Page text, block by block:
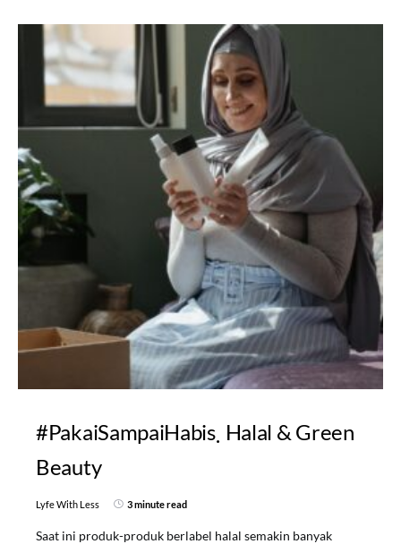
#PakaiSampaiHabis Halal & Green
Beauty
Lyfe With Less 3 minute read
Saat ini produk-produk berlabel halal semakin banyak